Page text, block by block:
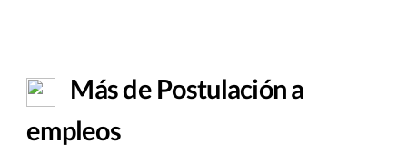
Más de Postulación a
empleos